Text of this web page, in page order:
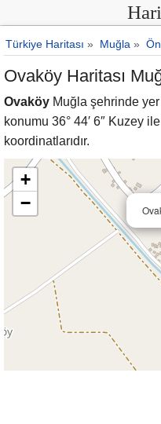
Türkiye Haritası » Muğla »
Ovaköy Haritası
Ovaköy Muğla şehrinde
konumu 36° 44′ 6″ Kuzey
koordinatlarıdır.
+
−